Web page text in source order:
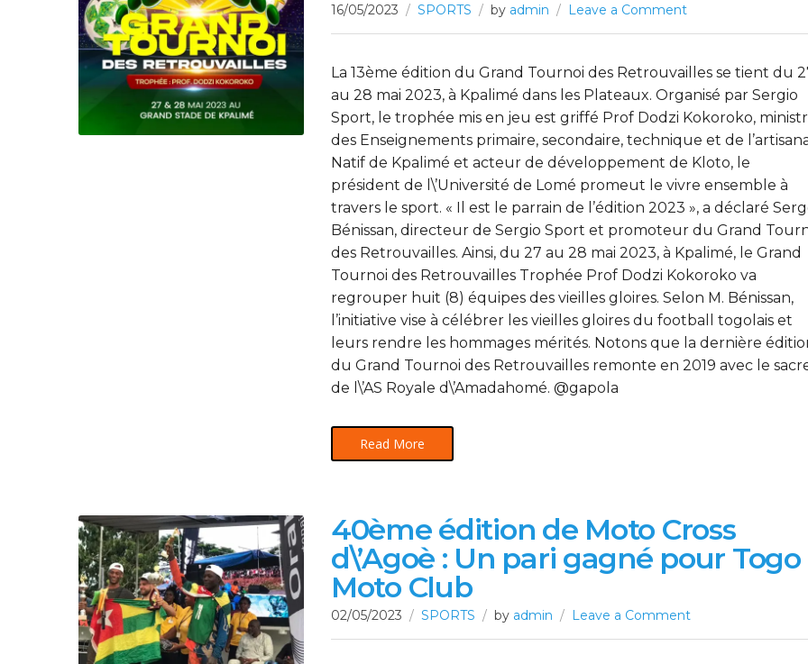
16/05/2023 SPORTS by admin Leave a Comment
La 13ème édition du Grand Tournoi des Retrouvailles se tient du
au 28 mai 2023, à Kpalimé dans les Plateaux. Organisé par Sergio
Sport, le trophée mis en jeu est griffé Prof Dodzi Kokoroko,
des Enseignements primaire, secondaire, technique et de
Natif de Kpalimé et acteur de développement de Kloto, le
président de l\’Université de Lomé promeut le vivre ensemble à
travers le sport. « Il est le parrain de l’édition 2023 », a déclaré
Bénissan, directeur de Sergio Sport et promoteur du Grand
des Retrouvailles. Ainsi, du 27 au 28 mai 2023, à Kpalimé, le Grand
Tournoi des Retrouvailles Trophée Prof Dodzi Kokoroko va
regrouper huit (8) équipes des vieilles gloires. Selon M. Bénissan,
l’initiative vise à célébrer les vieilles gloires du football togolais et
leurs rendre les hommages mérités. Notons que la dernière
du Grand Tournoi des Retrouvailles remonte en 2019 avec le
de l\’AS Royale d\’Amadahomé. @gapola
Read More
40ème édition de Moto Cross
d\’Agoè : Un pari gagné pour Togo
Moto Club
02/05/2023 SPORTS by admin Leave a Comment